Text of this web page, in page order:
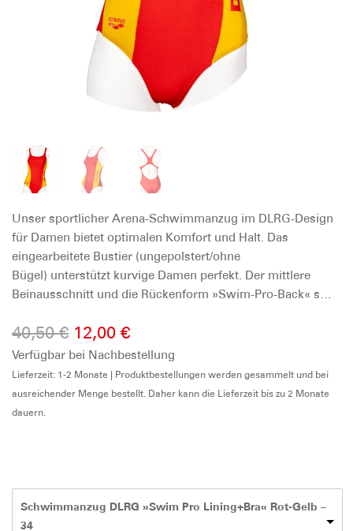
Unser sportlicher Arena-Schwimmanzug im DLRG-Design
für Damen bietet optimalen Komfort und Halt. Das
eingearbeitete Bustier (ungepolstert/ohne
Bügel) unterstützt kurvige Damen perfekt. Der mittlere
Beinausschnitt und die Rückenform »Swim-Pro-Back« s…
40,50€ Ursprünglicher
Preis
war:
12,00 €Aktueller
Preis
ist:
Verfügbar bei Nachbestellung
Lieferzeit: 1-2 Monate | Produktbestellungen werden gesammelt und bei
ausreichender Menge bestellt. Daher kann die Lieferzeit bis zu 2 Monate
dauern.
Schwimmanzug DLRG »Swim Pro Lining+Bra« Rot-Gelb –
34